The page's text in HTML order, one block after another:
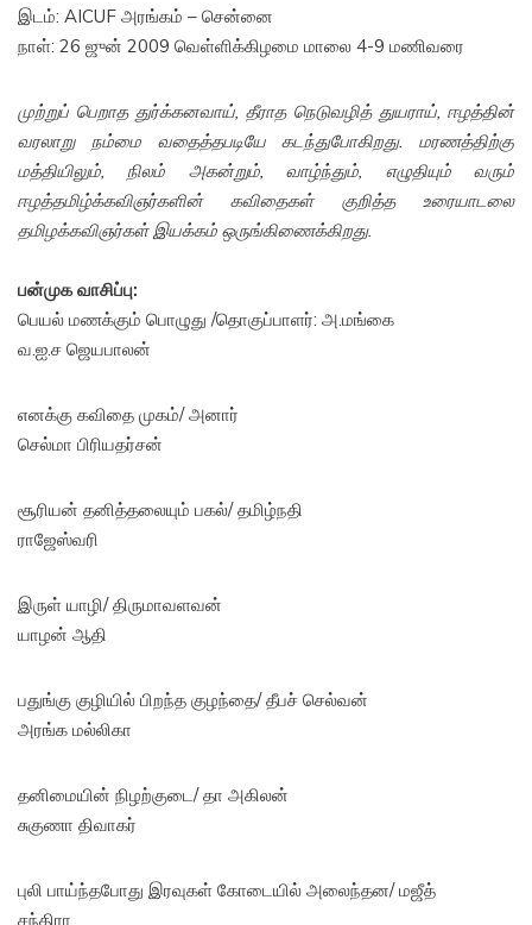
இடம்: AICUF அரங்கம் – சென்னை
நாள்: 26 ஜுன் 2009 வெள்ளிக்கிழமை மாலை 4-9 மணிவரை
முற்றுப் பெறாத துர்க்கனவாய், தீராத நெடுவழித் துயராய், ஈழத்தின்
வரலாறு நம்மை வதைத்தபடியே கடந்துபோகிறது. மரணத்திற்கு
மத்தியிலும், நிலம் அகன்றும், வாழ்ந்தும், எழுதியும் வரும்
ஈழத்தமிழ்க்கவிஞர்களின் கவிதைகள் குறித்த உரையாடலை
தமிழக்கவிஞர்கள் இயக்கம் ஒருங்கிணைக்கிறது.
பன்முக வாசிப்பு:
பெயல் மணக்கும் பொழுது /தொகுப்பாளர்: அ.மங்கை
வ.ஐ.ச ஜெயபாலன்
எனக்கு கவிதை முகம்/ அனார்
செல்மா பிரியதர்சன்
சூரியன் தனித்தலையும் பகல்/ தமிழ்நதி
ராஜேஸ்வரி
இருள் யாழி/ திருமாவளவன்
யாழன் ஆதி
பதுங்கு குழியில் பிறந்த குழந்தை/ தீபச் செல்வன்
அரங்க மல்லிகா
தனிமையின் நிழற்குடை/ தா அகிலன்
சுகுணா திவாகர்
புலி பாய்ந்தபோது இரவுகள் கோடையில் அலைந்தன/ மஜீத்
சந்திரா